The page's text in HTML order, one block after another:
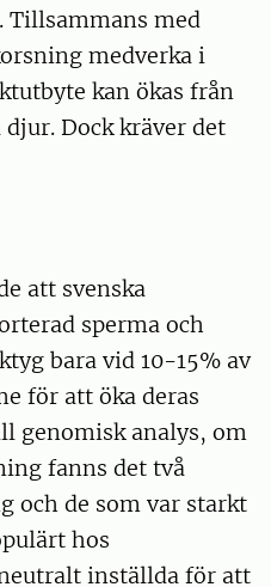
Tillsammans med
medverka i
kan ökas från
Dock kräver det
att svenska
sperma och
bara vid 10-15% av
för att öka deras
genomisk analys, om
fanns det två
och de som var starkt
hos
inställda för att